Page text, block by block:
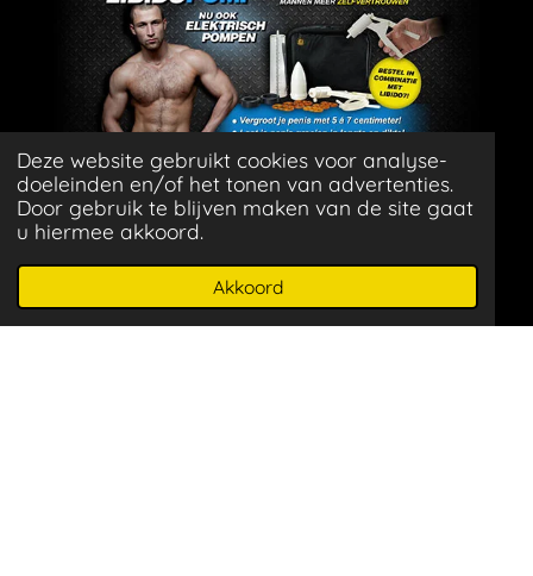
Deze website gebruikt cookies voor analyse-
doeleinden en/of het tonen van advertenties.
Door gebruik te blijven maken van de site gaat
u hiermee akkoord.
Akkoord ^